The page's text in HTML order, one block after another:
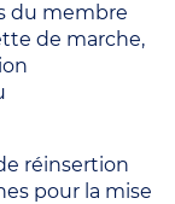
du membre
de marche,
réinsertion
pour la mise